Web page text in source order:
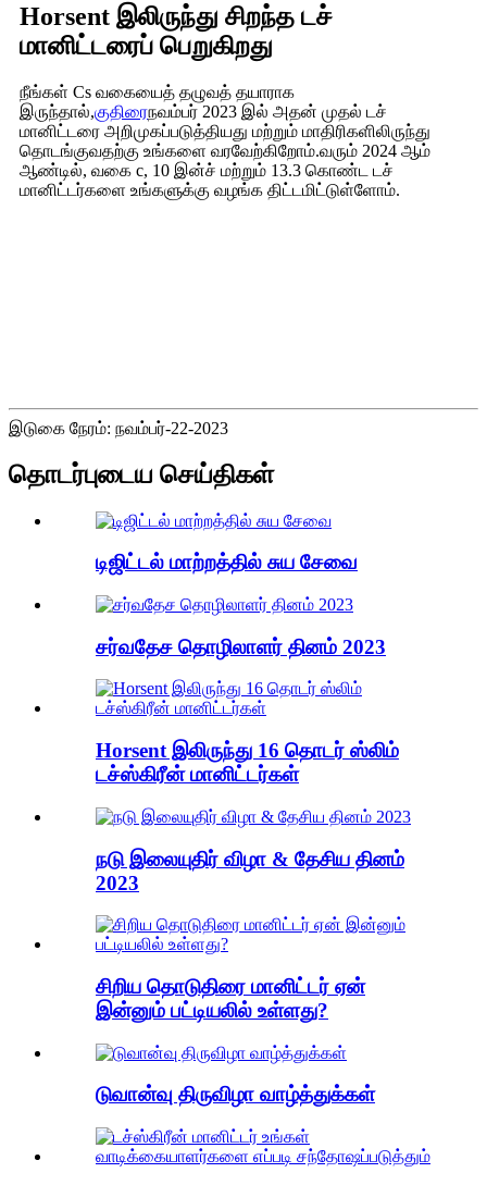
Horsent இலிருந்து சிறந்த டச்
மானிட்டரைப் பெறுகிறது
நீங்கள் Cs வகையைத் தழுவத் தயாராக
இருந்தால்,குதிரைநவம்பர் 2023 இல் அதன் முதல் டச்
மானிட்டரை அறிமுகப்படுத்தியது மற்றும் மாதிரிகளிலிருந்து
தொடங்குவதற்கு உங்களை வரவேற்கிறோம்.வரும் 2024 ஆம்
ஆண்டில், வகை c, 10 இன்ச் மற்றும் 13.3 கொண்ட டச்
மானிட்டர்களை உங்களுக்கு வழங்க திட்டமிட்டுள்ளோம்.
இடுகை நேரம்: நவம்பர்-22-2023
தொடர்புடைய செய்திகள்
டிஜிட்டல் மாற்றத்தில் சுய சேவை
சர்வதேச தொழிலாளர் தினம் 2023
Horsent இலிருந்து 16 தொடர் ஸ்லிம்
டச்ஸ்கிரீன் மானிட்டர்கள்
நடு இலையுதிர் விழா & தேசிய தினம்
2023
சிறிய தொடுதிரை மானிட்டர் ஏன்
இன்னும் பட்டியலில் உள்ளது?
டுவான்வு திருவிழா வாழ்த்துக்கள்